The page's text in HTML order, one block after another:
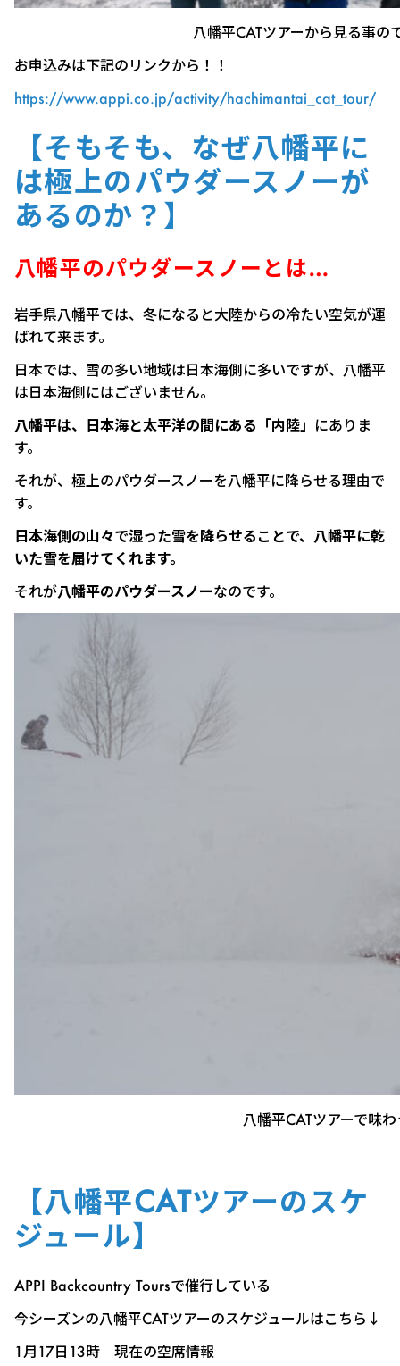
八幡平CATツアーから見る事の
お申込みは下記のリンクから！！
https://www.appi.co.jp/activity/hachimantai_cat_tour/
【そもそも、なぜ八幡平に
は極上のパウダースノーが
あるのか？】
八幡平のパウダースノーとは…
岩手県八幡平では、冬になると大陸からの冷たい空気が運
ばれて来ます。
日本では、雪の多い地域は日本海側に多いですが、八幡平
は日本海側にはございません。
八幡平は、日本海と太平洋の間にある「内陸」 にありま
す。
それが、極上のパウダースノーを八幡平に降らせる理由で
す。
日本海側の山々で湿った雪を降らせることで、八幡平に乾
いた雪を届けてくれます。
それが八幡平のパウダースノーなのです。
八幡平CATツアーで味
【八幡平CATツアーのスケ
ジュール】
APPI Backcountry Toursで催行している
今シーズンの八幡平CATツアーのスケジュールはこちら↓
1月17日13時 現在の空席情報